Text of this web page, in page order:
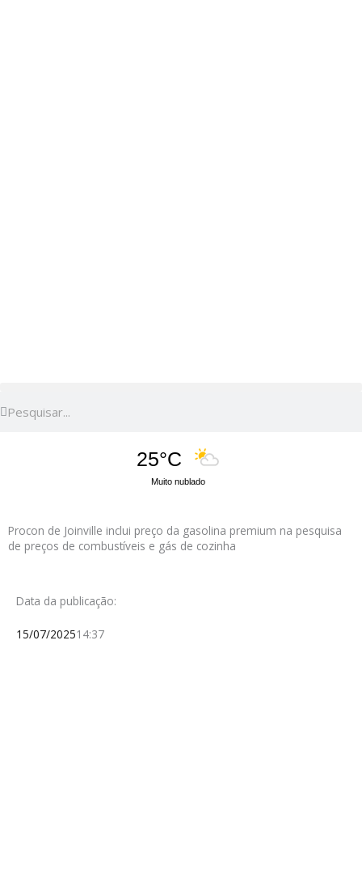
25°C
Muito nublado
Procon de Joinville inclui preço da gasolina premium na pesquisa
de preços de combustíveis e gás de cozinha
Data da publicação:
15/07/202514:37